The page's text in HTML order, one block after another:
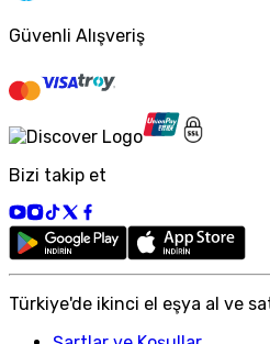
Güvenli Alışveriş
Bizi takip et
Türkiye'de ikinci el eşya al ve